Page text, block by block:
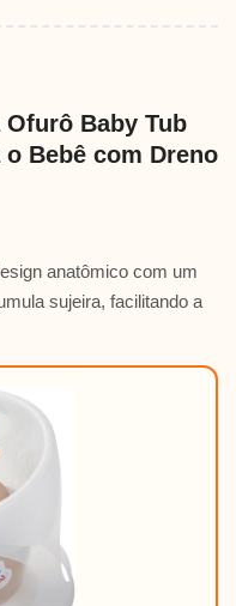
Baby Tub
Bebê com Dreno
anatômico com um
sujeira, facilitando a